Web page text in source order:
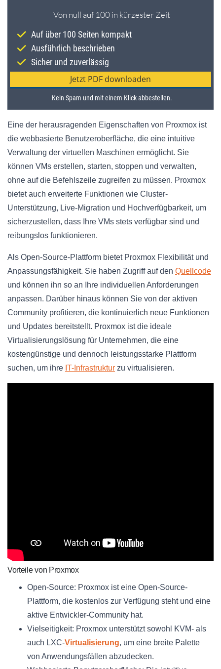
Eine der herausragenden Eigenschaften von Proxmox ist
die webbasierte Benutzeroberfläche, die eine intuitive
Verwaltung der virtuellen Maschinen ermöglicht. Sie
können VMs erstellen, starten, stoppen und verwalten,
ohne auf die Befehlszeile zugreifen zu müssen. Proxmox
bietet auch erweiterte Funktionen wie Cluster-
Unterstützung, Live-Migration und Hochverfügbarkeit, um
sicherzustellen, dass Ihre VMs stets verfügbar sind und
reibungslos funktionieren.
Als Open-Source-Plattform bietet Proxmox Flexibilität und
Anpassungsfähigkeit. Sie haben Zugriff auf den Quellcode
und können ihn so an Ihre individuellen Anforderungen
anpassen. Darüber hinaus können Sie von der aktiven
Community profitieren, die kontinuierlich neue Funktionen
und Updates bereitstellt. Proxmox ist die ideale
Virtualisierungslösung für Unternehmen, die eine
kostengünstige und dennoch leistungsstarke Plattform
suchen, um ihre IT-Infrastruktur zu virtualisieren.
Vorteile von Proxmox
Open-Source: Proxmox ist eine Open-Source-
Plattform, die kostenlos zur Verfügung steht und eine
aktive Entwickler-Community hat.
Vielseitigkeit: Proxmox unterstützt sowohl KVM- als
auch LXC-Virtualisierung, um eine breite Palette
von Anwendungsfällen abzudecken.